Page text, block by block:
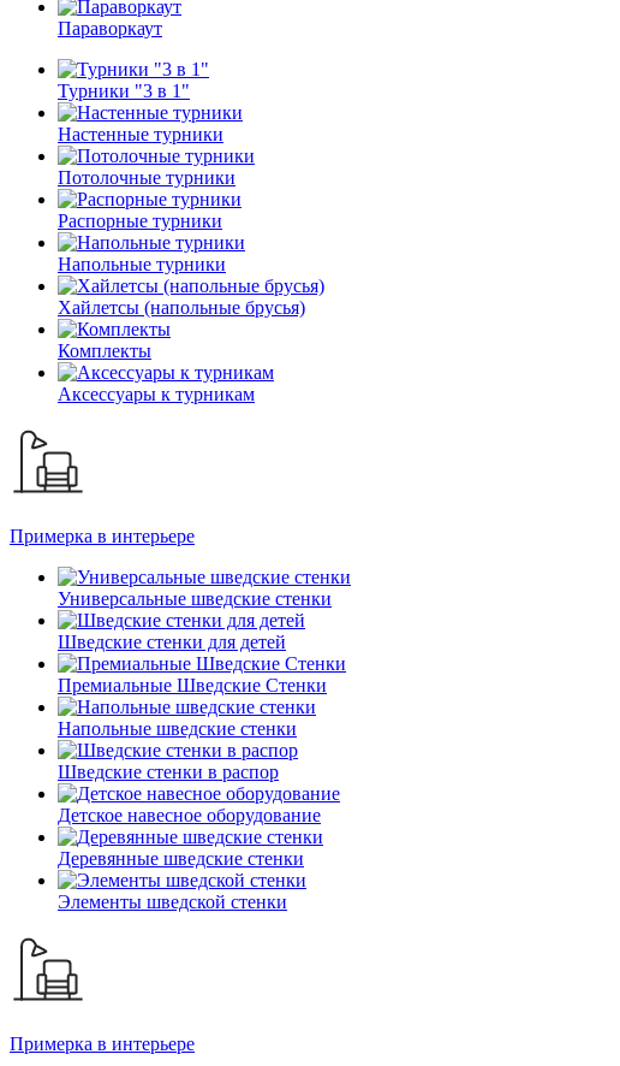
Параворкаут
Турники "3 в 1"
Настенные турники
Потолочные турники
Распорные турники
Напольные турники
Хайлетсы (напольные брусья)
Комплекты
Аксессуары к турникам
Примерка в интерьере
Универсальные шведские стенки
Шведские стенки для детей
Премиальные Шведские Стенки
Напольные шведские стенки
Шведские стенки в распор
Детское навесное оборудование
Деревянные шведские стенки
Элементы шведской стенки
Примерка в интерьере